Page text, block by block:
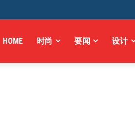
HOME 时尚 要闻 设计